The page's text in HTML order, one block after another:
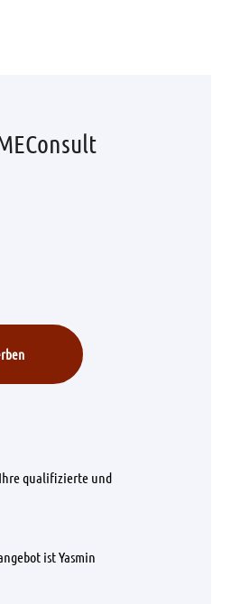
qualifizierte und
ist Yasmin